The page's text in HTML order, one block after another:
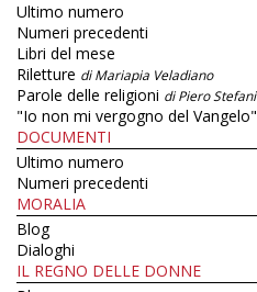
Ultimo numero
Numeri precedenti
Libri del mese
Riletture di Mariapia Veladiano
Parole delle religioni di Piero Stefani
"Io non mi vergogno del Vangelo"
DOCUMENTI
Ultimo numero
Numeri precedenti
MORALIA
Blog
Dialoghi
IL REGNO DELLE DONNE